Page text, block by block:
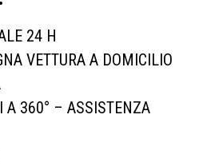
24 H
VETTURA A DOMICILIO
A 360° – ASSISTENZA